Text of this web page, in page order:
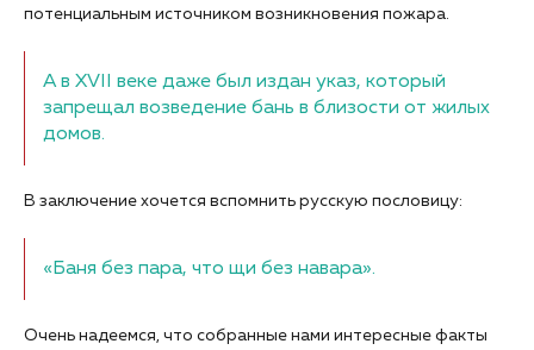
потенциальным источником возникновения пожара.
А в XVII веке даже был издан указ, который
запрещал возведение бань в близости от жилых
домов.
В заключение хочется вспомнить русскую пословицу:
«Баня без пара, что щи без навара».
Очень надеемся, что собранные нами интересные факты